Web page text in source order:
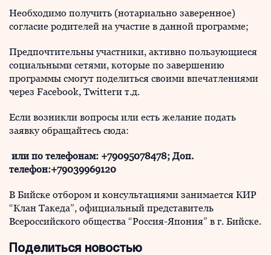
Необходимо получить (нотариально заверенное)
согласие родителей на участие в данной программе;
Предпочтительны участники, активно пользующиеся
социальными сетями, которые по завершению
программы смогут поделиться своими впечатлениями
через Facebook, Twitterи т.д.
Если возникли вопросы или есть желание подать
заявку обращайтесь сюда:
или по телефонам: +79095078478; Доп.
телефон:+79039969120
В Бийске отбором и консультациями занимается КИР
“Клан Такеда”, официальный представитель
Всероссийского общества “Россия-Япония” в г. Бийске.
Поделиться новостью